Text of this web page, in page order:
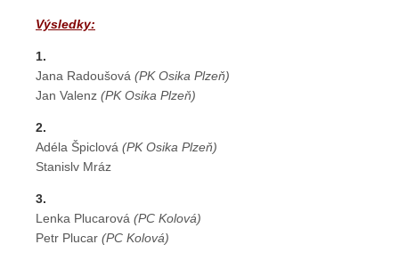
Výsledky:
1.
Jana Radoušová (PK Osika Plzeň)
Jan Valenz (PK Osika Plzeň)
2.
Adéla Špiclová (PK Osika Plzeň)
Stanislv Mráz
3.
Lenka Plucarová (PC Kolová)
Petr Plucar (PC Kolová)